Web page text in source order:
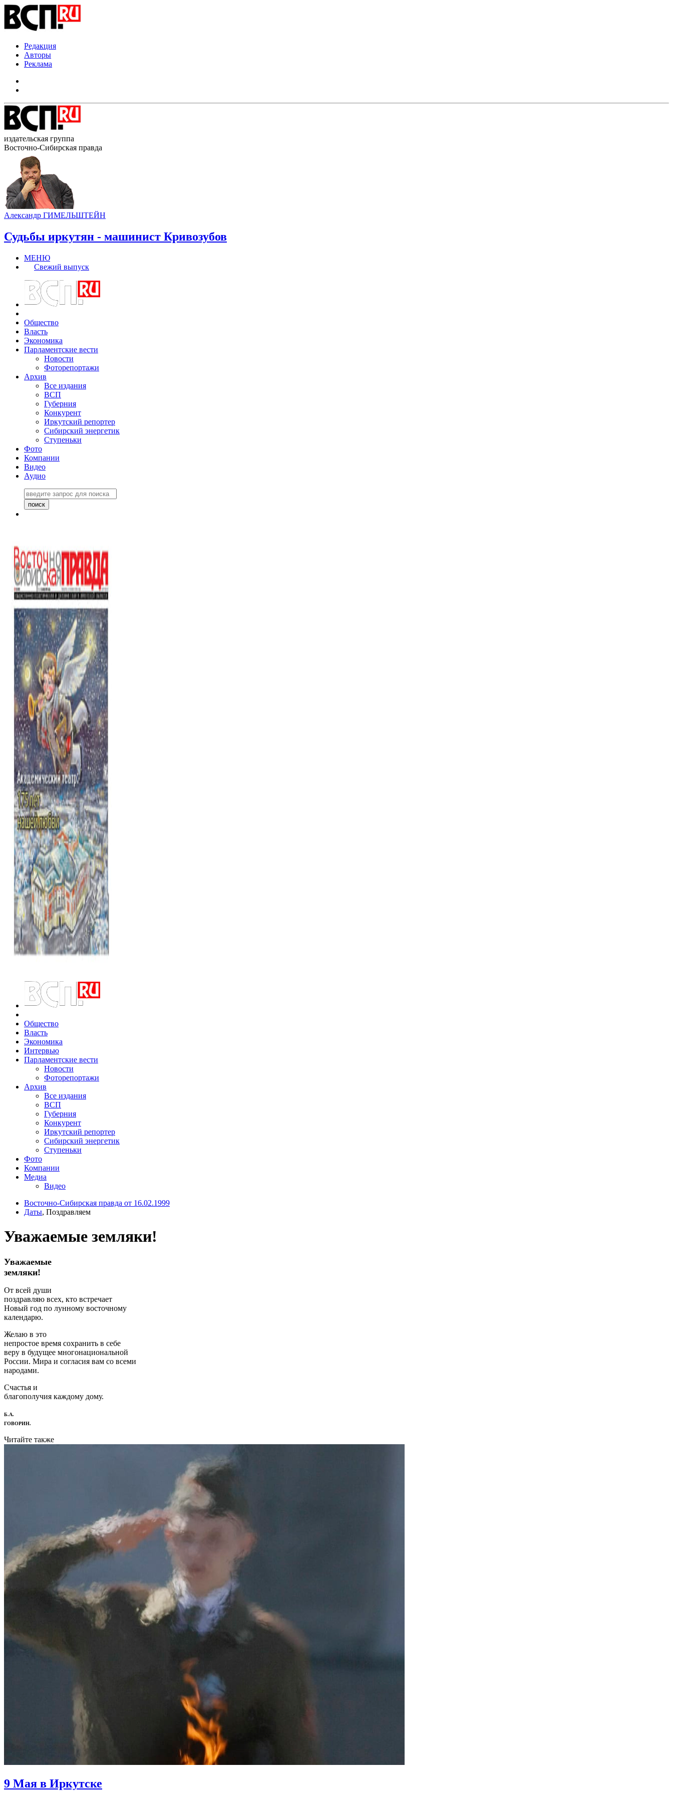
Редакция
Авторы
Реклама
издательская группа
Восточно-Сибирская правда
Александр ГИМЕЛЬШТЕЙН
Судьбы иркутян - машинист Кривозубов
МЕНЮ
Свежий выпуск
Общество
Власть
Экономика
Парламентские вести
Новости
Фоторепортажи
Архив
Все издания
ВСП
Губерния
Конкурент
Иркутский репортер
Сибирский энергетик
Ступеньки
Фото
Компании
Видео
Аудио
Общество
Власть
Экономика
Интервью
Парламентские вести
Новости
Фоторепортажи
Архив
Все издания
ВСП
Губерния
Конкурент
Иркутский репортер
Сибирский энергетик
Ступеньки
Фото
Компании
Медиа
Видео
Восточно-Сибирская правда от 16.02.1999
Даты, Поздравляем
Уважаемые земляки!
Уважаемые
земляки!
От всей души
поздравляю всех, кто встречает
Новый год по лунному восточному
календарю.
Желаю в это
непростое время сохранить в себе
веру в будущее многонациональной
России. Мира и согласия вам со всеми
народами.
Счастья и
благополучия каждому дому.
Б.А.
ГОВОРИН.
Читайте также
9 Мая в Иркутске